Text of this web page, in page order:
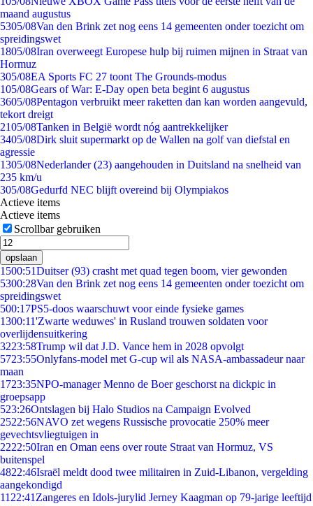
maand augustus
5305/08Van den Brink zet nog eens 14 gemeenten onder toezicht om
spreidingswet
1805/08Iran overweegt Europese hulp bij ruimen mijnen in Straat van
Hormuz
305/08EA Sports FC 27 toont The Grounds-modus
105/08Gears of War: E-Day open beta begint 6 augustus
3605/08Pentagon verbruikt meer raketten dan kan worden aangevuld,
tekort dreigt
2105/08Tanken in België wordt nóg aantrekkelijker
3405/08Dirk sluit supermarkt op de Wallen na golf van diefstal en
agressie
1305/08Nederlander (23) aangehouden in Duitsland na snelheid van
235 km/u
305/08Gedurfd NEC blijft overeind bij Olympiakos
Actieve items
Actieve items
Scrollbar gebruiken
opslaan
1500:51Duitser (93) crasht met quad tegen boom, vier gewonden
5300:28Van den Brink zet nog eens 14 gemeenten onder toezicht om
spreidingswet
500:17PS5-doos waarschuwt voor einde fysieke games
1300:11'Zwarte weduwes' in Rusland trouwen soldaten voor
overlijdensuitkering
3223:58Trump wil dat J.D. Vance hem in 2028 opvolgt
5723:55Onlyfans-model met G-cup wil als NASA-ambassadeur naar
maan
1723:35NPO-manager Menno de Boer geschorst na dickpic in
groepsapp
523:26Ontslagen bij Halo Studios na Campaign Evolved
2522:56NAVO zet wegens Russische provocatie 250% meer
gevechtsvliegtuigen in
2222:50Iran en Oman eens over route Straat van Hormuz, VS
buitenspel
4822:46Israël meldt dood twee militairen in Zuid-Libanon, vergelding
aangekondigd
11 22:41 Zangeres en Idols-jurylid Jerney Kaagman op 79-jarige leeftijd